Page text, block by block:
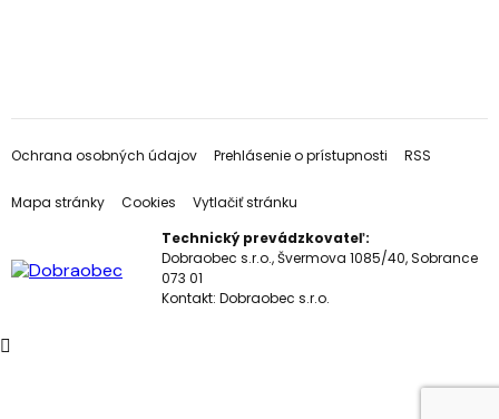
Ochrana osobných údajov Prehlásenie o prístupnosti RSS
Mapa stránky Cookies
Vytlačiť stránku
Technický prevádzkovateľ:
Dobraobec s.r.o., Švermova 1085/40, Sobrance
073 01
Kontakt: Dobraobec s.r.o.